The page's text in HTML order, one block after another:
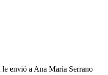
le envió a Ana María Serrano